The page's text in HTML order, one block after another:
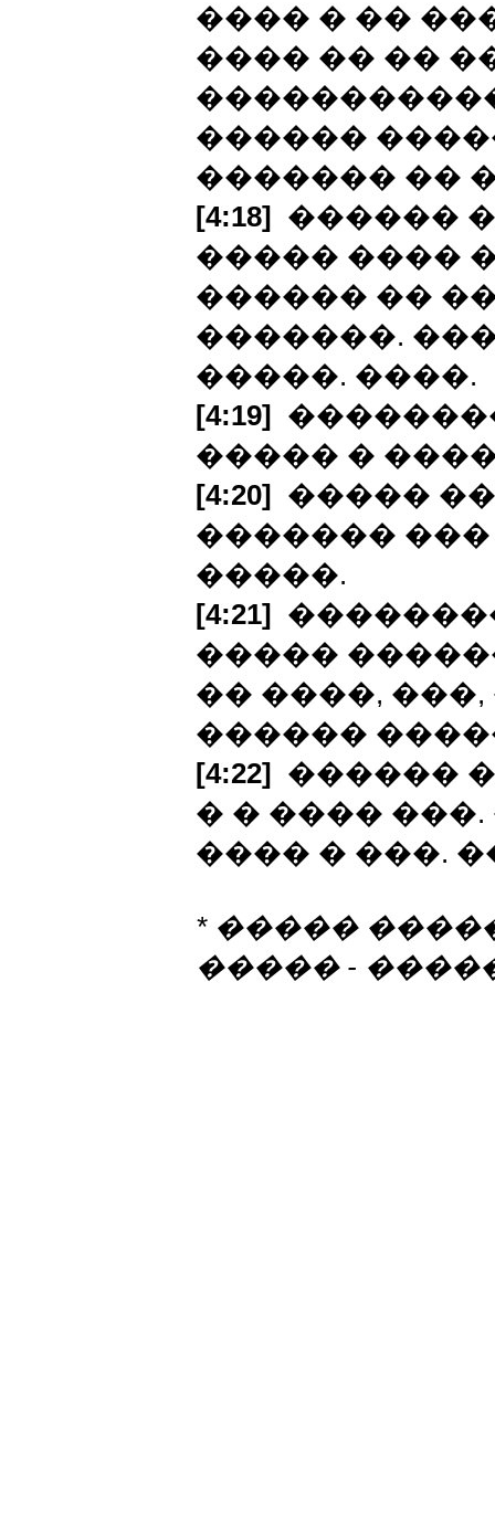
���� � ��
���� �� ��
������
������� ��
[4:18] ������
����� ����
������ ��
�������.
�����. ����.
[4:19]
����� �
[4:20] �����
�������
�����.
[4:21]
�����
�� ����,
������
[4:22] ������
� � ����
���� � ���.
* �����
����� -